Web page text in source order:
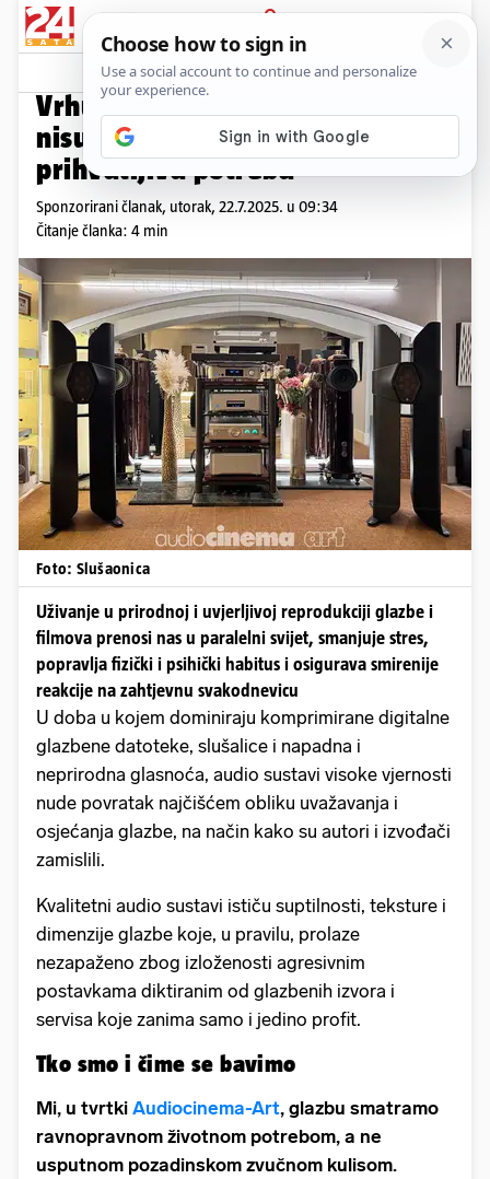
PRIJAVA
Promo sadržaj
Vrhunski audio/video sustavi
nisu više luksuz, već
prihvatljiva potreba
Sponzorirani članak, utorak, 22.7.2025. u 09:34
Čitanje članka: 4 min
Foto: Slušaonica
Uživanje u prirodnoj i uvjerljivoj reprodukciji glazbe i
filmova prenosi nas u paralelni svijet, smanjuje stres,
popravlja fizički i psihički habitus i osigurava smirenije
reakcije na zahtjevnu svakodnevicu
U doba u kojem dominiraju komprimirane digitalne
glazbene datoteke, slušalice i napadna i
neprirodna glasnoća, audio sustavi visoke vjernosti
nude povratak najčišćem obliku uvažavanja i
osjećanja glazbe, na način kako su autori i izvođači
zamislili.
Kvalitetni audio sustavi ističu suptilnosti, teksture i
dimenzije glazbe koje, u pravilu, prolaze
nezapaženo zbog izloženosti agresivnim
postavkama diktiranim od glazbenih izvora i
servisa koje zanima samo i jedino profit.
Tko smo i čime se bavimo
Mi, u tvrtki Audiocinema-Art, glazbu smatramo
ravnopravnom životnom potrebom, a ne
usputnom pozadinskom zvučnom kulisom.